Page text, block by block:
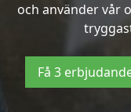
och använder vår
Få 3